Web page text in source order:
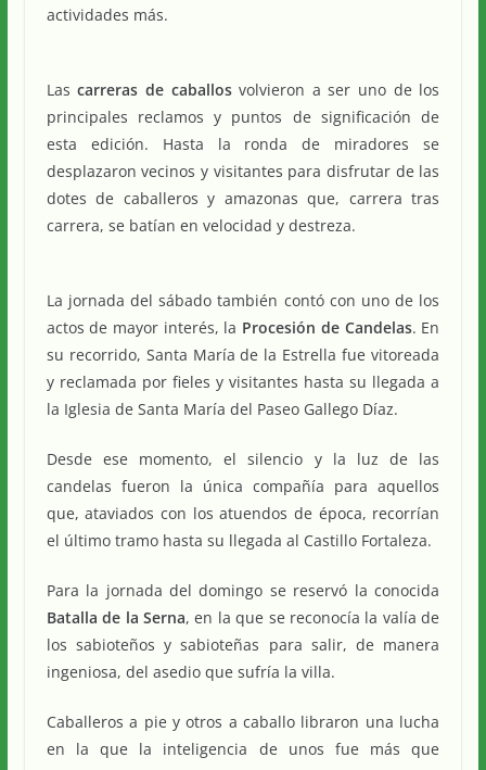
actividades más.
Lascarreras de caballosvolvieron a ser uno de los
principales reclamos y puntos de significación de
esta edición. Hasta la ronda de miradores se
desplazaron vecinos y visitantes para disfrutar de las
dotes de caballeros y amazonas que, carrera tras
carrera, se batían en velocidad y destreza.
La jornada del sábado también contó con uno de los
actos de mayor interés, la Procesión de Candelas. En
su recorrido, Santa María de la Estrella fue vitoreada
y reclamada por fieles y visitantes hasta su llegada a
la Iglesia de Santa María del Paseo Gallego Díaz.
Desde ese momento, el silencio y la luz de las
candelas fueron la única compañía para aquellos
que, ataviados con los atuendos de época, recorrían
el último tramo hasta su llegada al Castillo Fortaleza.
Para la jornada del domingo se reservó la conocida
Batalla de la Serna, en la que se reconocía la valía de
los sabioteños y sabioteñas para salir, de manera
ingeniosa, del asedio que sufría la villa.
Caballeros a pie y otros a caballo libraron una lucha
en la que la inteligencia de unos fue más que